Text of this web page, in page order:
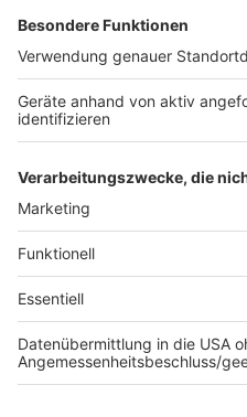
Das gesamte Eckpunkte-
Anzeige